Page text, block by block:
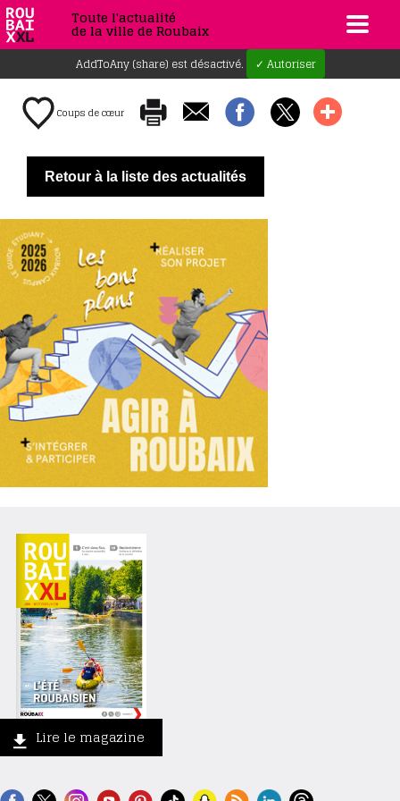
Toute l'actualité
de la ville de Roubaix
AddToAny (share) est désactivé. ✓ Autoriser
Coups de cœur
Retour à la liste des actualités
Lire le magazine